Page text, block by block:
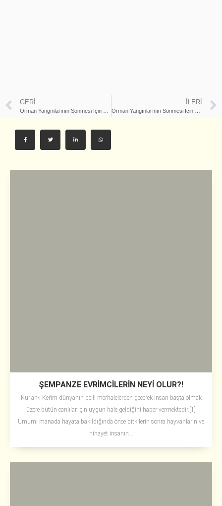
GERI İLERI
ŞEMPANZE EVRİMCİLERİN NEYİ OLUR?!
Kur’an-ı Kerîm dünyanın belli merhalelerden geçerek insan başta olmak
üzere bütün canlılar için uygun hale geldiğini haber vermektedir.[1]
Umumi manada hayata bakıldığında önce bitkilerin sonra hayvanların ve
nihayet insanın...